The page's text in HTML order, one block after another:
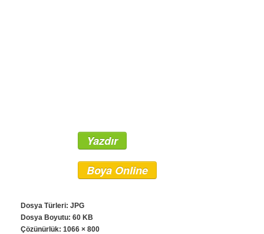
Yazdır
Boya Online
Dosya Türleri: JPG
Dosya Boyutu: 60 KB
Çözünürlük: 1066 × 800